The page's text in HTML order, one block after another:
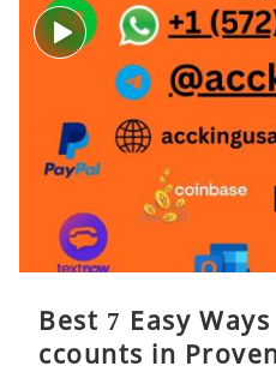
Best 7 Easy
ccounts in